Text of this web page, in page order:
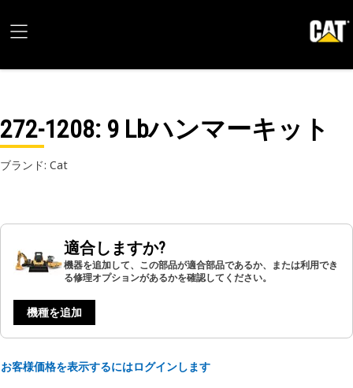
272-1208: 9 Lbハンマーキット
ブランド: Cat
適合しますか?
機器を追加して、この部品が適合部品であるか、または利用でき
る修理オプションがあるかを確認してください。
機種を追加
お客様価格を表示するにはログインします